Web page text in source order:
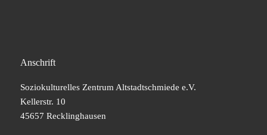
Anschrift
Soziokulturelles Zentrum Altstadtschmiede e.V.
Kellerstr. 10
45657 Recklinghausen